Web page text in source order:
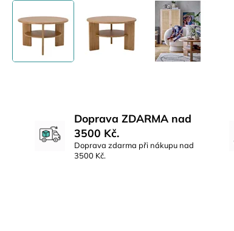
Doprava ZDARMA nad
3500 Kč.
Doprava zdarma při nákupu nad
3500 Kč.